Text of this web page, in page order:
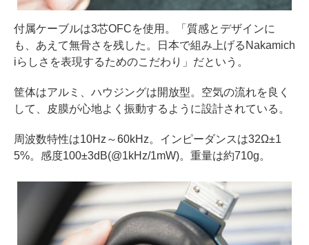
付属ケーブルは3芯OFCを使用。「質感とデザインに
も、あえて無骨さを残した。日本で組み上げるNakamich
iらしさを表現するためのこだわり」だという。
筐体はアルミ、ハウジングは開放型。空気の流れを良く
して、皮膜が心地よく振動するように設計されている。
周波数特性は10Hz～60kHz。インピーダンスは32Ω±1
5%。感度100±3dB(@1kHz/1mW)。重量は約710g。